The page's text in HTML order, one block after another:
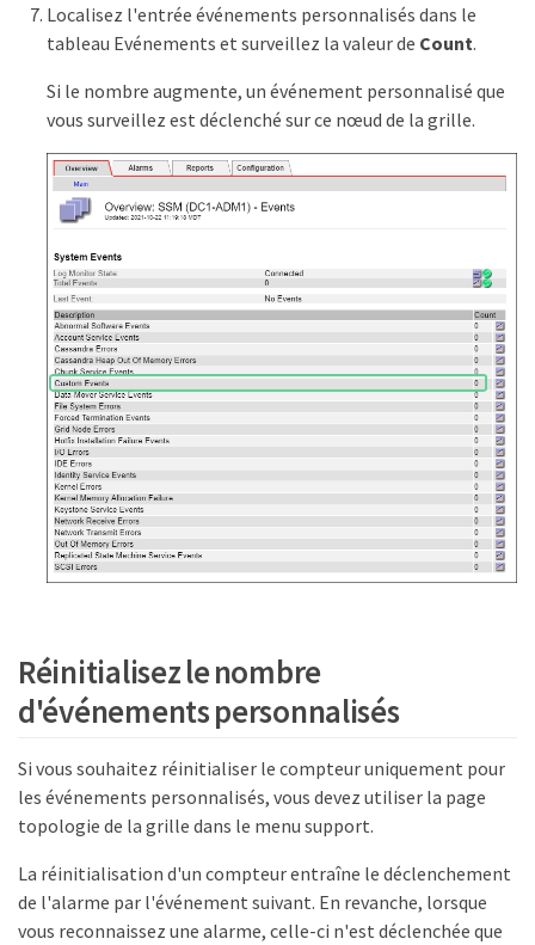
Localisez l'entrée événements personnalisés dans le
tableau Evénements et surveillez la valeur de Count.
Si le nombre augmente, un événement personnalisé que
vous surveillez est déclenché sur ce nœud de la grille.
Réinitialisez le nombre
d'événements personnalisés
Si vous souhaitez réinitialiser le compteur uniquement pour
les événements personnalisés, vous devez utiliser la page
topologie de la grille dans le menu support.
La réinitialisation d'un compteur entraîne le déclenchement
de l'alarme par l'événement suivant. En revanche, lorsque
vous reconnaissez une alarme, celle-ci n'est déclenchée que